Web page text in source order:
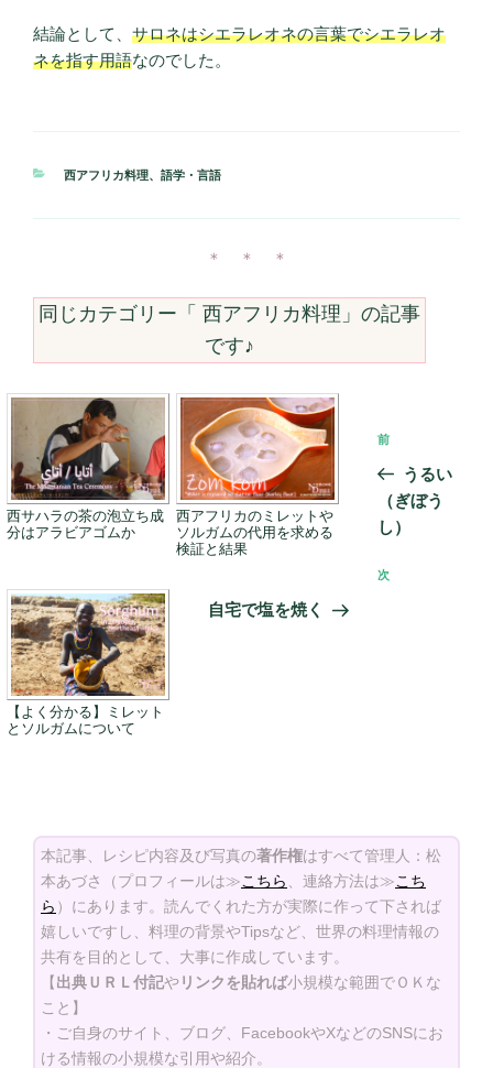
結論として、 サロネはシエラレオネの言葉でシエラレオ
ネを指す用語なのでした。
カ
西アフリカ料理、 語学・言語
＊ ＊ ＊
同じカテゴリー「 西アフリカ料理 」の記事
です♪
西サハラの茶の泡立ち成
分はアラビアゴムか
西アフリカのミレットや
ソルガムの代用を求める
検証と結果
【よく分かる】ミレット
とソルガムについて
投
稿
ナ
ビ
シ
ョ
ン
前
の
投
稿
前
うるい
（ぎぼう
し）
次
次
自宅で塩を焼く
本記事、レシピ内容及び写真の著作権はすべて管理人：松
本あづさ（プロフィールは≫こちら 、連絡方法は≫こち
ら ）にあります。読んでくれた方が実際に作って下されば
嬉しいですし、料理の背景やTipsなど、世界の料理情報の
共有を目的として、大事に作成しています。
【出典ＵＲＬ付記やリンクを貼れば小規模な範囲でＯＫな
こと】
・ご自身のサイト、ブログ、FacebookやXなどのSNSにお
ける情報の小規模な引用や紹介。